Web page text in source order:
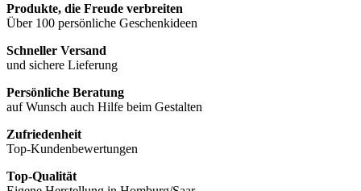
Produkte, die Freude verbreiten
Über 100 persönliche Geschenkideen
Schneller Versand
und sichere Lieferung
Persönliche Beratung
auf Wunsch auch Hilfe beim Gestalten
Zufriedenheit
Top-Kundenbewertungen
Top-Qualität